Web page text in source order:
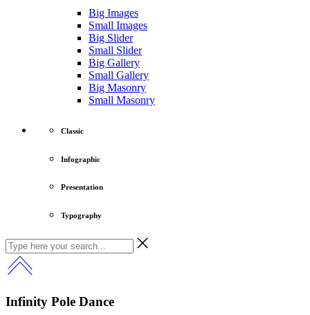
Big Images
Small Images
Big Slider
Small Slider
Big Gallery
Small Gallery
Big Masonry
Small Masonry
Classic
Infographic
Presentation
Typography
Infinity Pole Dance